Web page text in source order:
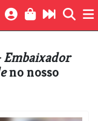
no nosso